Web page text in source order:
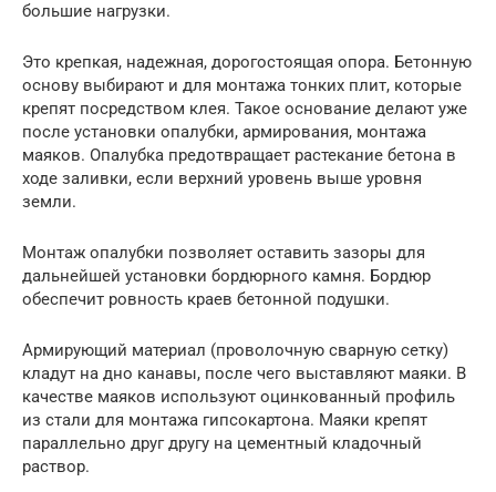
большие нагрузки.
Это крепкая, надежная, дорогостоящая опора. Бетонную
основу выбирают и для монтажа тонких плит, которые
крепят посредством клея. Такое основание делают уже
после установки опалубки, армирования, монтажа
маяков. Опалубка предотвращает растекание бетона в
ходе заливки, если верхний уровень выше уровня
земли.
Монтаж опалубки позволяет оставить зазоры для
дальнейшей установки бордюрного камня. Бордюр
обеспечит ровность краев бетонной подушки.
Армирующий материал (проволочную сварную сетку)
кладут на дно канавы, после чего выставляют маяки. В
качестве маяков используют оцинкованный профиль
из стали для монтажа гипсокартона. Маяки крепят
параллельно друг другу на цементный кладочный
раствор.